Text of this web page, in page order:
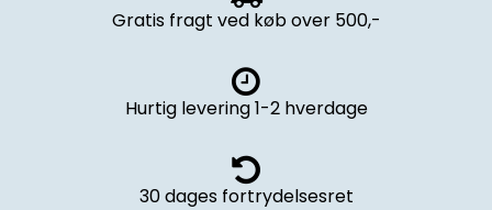
Gratis fragt ved køb over 500,-
Hurtig levering 1-2 hverdage
30 dages fortrydelsesret